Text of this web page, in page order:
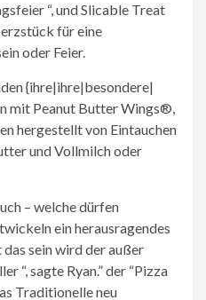
“, und Slicable Treat
für eine
oder Feier.
{ihre|ihre|besondere|
mit Peanut Butter Wings®,
hergestellt von Eintauchen
und Vollmilch oder
– welche dürfen
ein herausragendes
sein wird der außer
“, sagte Ryan.” der “Pizza
Traditionelle neu